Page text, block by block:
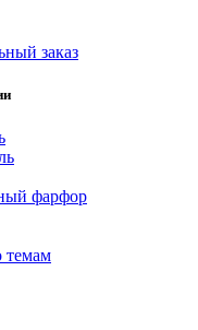
заказ
фарфор
темам